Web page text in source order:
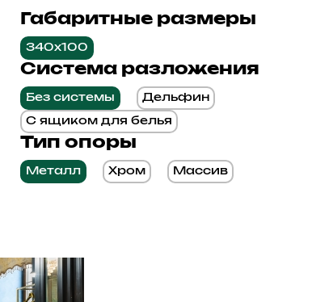
Габаритные размеры
340x100
Система разложения
Без системы Дельфин
С ящиком для белья
Тип опоры
Металл Хром Массив